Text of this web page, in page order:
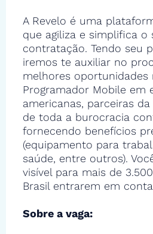
A Revelo é uma
que agiliza e simplifica o
contratação. Tendo seu
iremos te auxiliar no
melhores oportunidades
Programador Mobile em
americanas, parceiras
de toda a burocracia
fornecendo benefícios
(equipamento para
saúde, entre outros).
visível para mais de
Brasil entrarem em
Sobre a vaga: